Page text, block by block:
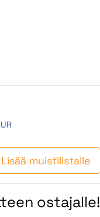
Lisää muistilistalle
ostajalle!